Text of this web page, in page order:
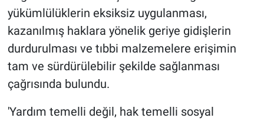
yükümlülüklerin eksiksiz uygulanması,
kazanılmış haklara yönelik geriye gidişlerin
durdurulması ve tıbbi malzemelere erişimin
tam ve sürdürülebilir şekilde sağlanması
çağrısında bulundu.
'Yardım temelli değil, hak temelli sosyal